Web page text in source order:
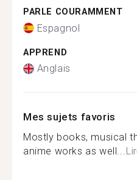
PARLE COURAMMENT
Espagnol
APPREND
Anglais
Mes sujets favoris
Mostly books, musical
anime works as well...